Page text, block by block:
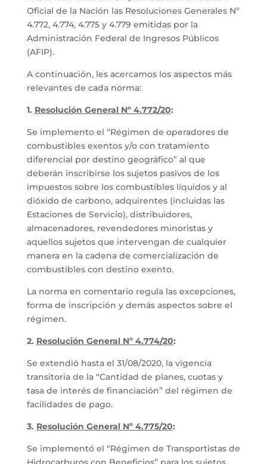
Oficial de la Nación las Resoluciones Generales Nº
4.772, 4.774, 4.775 y 4.779 emitidas por la
Administración Federal de Ingresos Públicos
(AFIP).
A continuación, les acercamos los aspectos más
relevantes de cada norma:
1. Resolución General Nº 4.772/20:
Se implemento el “Régimen de operadores de
combustibles exentos y/o con tratamiento
diferencial por destino geográfico” al que
deberán inscribirse los sujetos pasivos de los
impuestos sobre los combustibles líquidos y al
dióxido de carbono, adquirentes (incluidas las
Estaciones de Servicio), distribuidores,
almacenadores, revendedores minoristas y
aquellos sujetos que intervengan de cualquier
manera en la cadena de comercialización de
combustibles con destino exento.
La norma en comentario regula las excepciones,
forma de inscripción y demás aspectos sobre el
régimen.
2. Resolución General Nº 4.774/20:
Se extendió hasta el 31/08/2020, la vigencia
transitoria de la “Cantidad de planes, cuotas y
tasa de interés de financiación” del régimen de
facilidades de pago.
3. Resolución General Nº 4.775/20:
Se implementó el “Régimen de Transportistas de